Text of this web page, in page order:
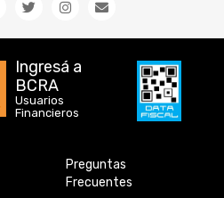
Ingresá a
BCRA
Usuarios
Financieros
Preguntas
Frecuentes